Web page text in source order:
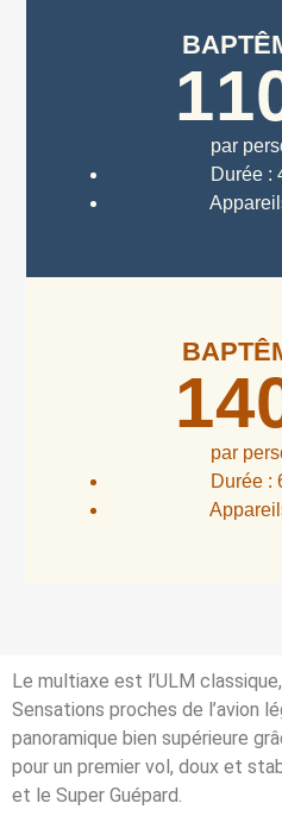
par
Durée :
par
Durée :
Le multiaxe est l’ULM
Sensations proches de l’avion
panoramique bien supérieure
pour un premier vol, doux et
et le Super Guépard.